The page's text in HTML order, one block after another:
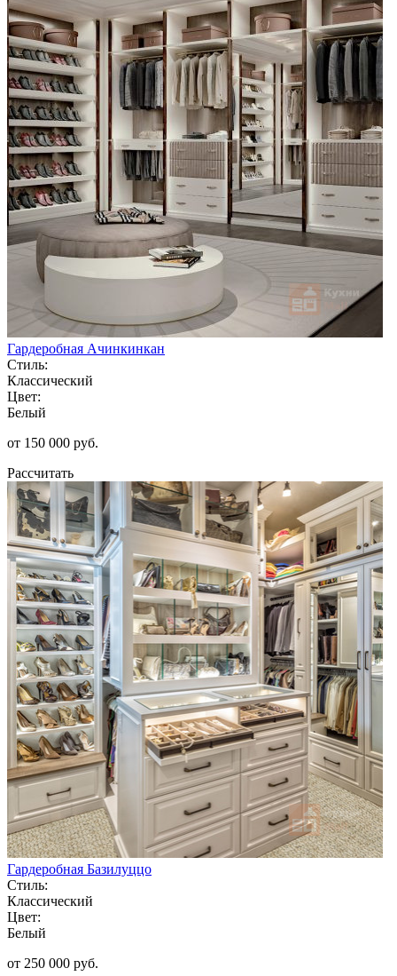
Гардеробная Ачинкинкан
Стиль:
Классический
Цвет:
Белый
от 150 000 руб.
Рассчитать
Гардеробная Базилуццо
Стиль:
Классический
Цвет:
Белый
от 250 000 руб.